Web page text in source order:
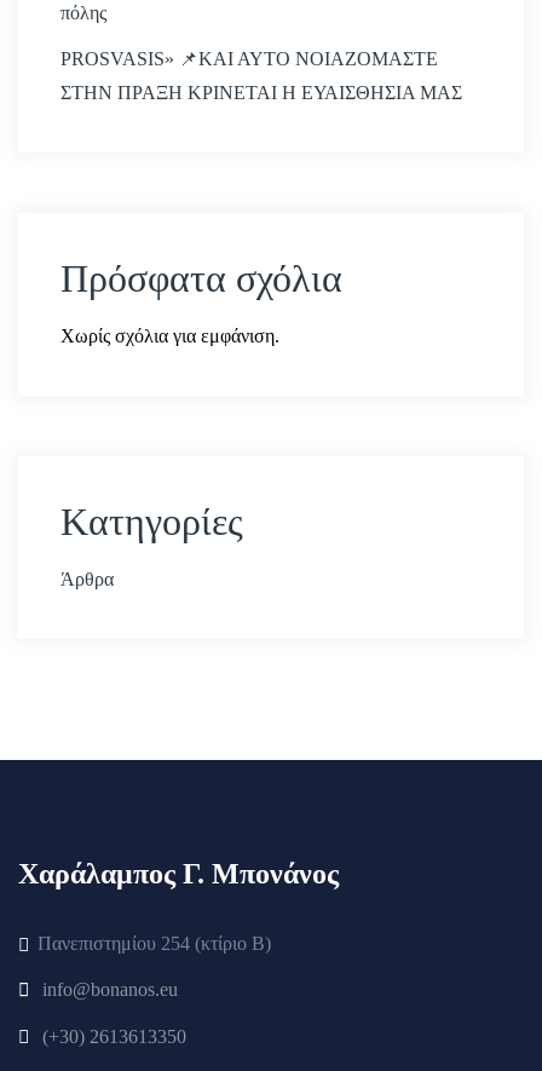
πόλης
PROSVASIS» 📌ΚΑΙ ΑΥΤΟ ΝΟΙΑΖΟΜΑΣΤΕ
ΣΤΗΝ ΠΡΑΞΗ ΚΡΙΝΕΤΑΙ Η ΕΥΑΙΣΘΗΣΙΑ ΜΑΣ
Πρόσφατα σχόλια
Χωρίς σχόλια για εμφάνιση.
Kατηγορίες
Άρθρα
Χαράλαμπος Γ. Μπονάνος
Πανεπιστημίου 254 (κτίριο Β)
info@bonanos.eu
(+30) 2613613350